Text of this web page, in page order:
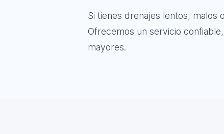
Si tienes drenajes lentos, malos
Ofrecemos un servicio
mayores.